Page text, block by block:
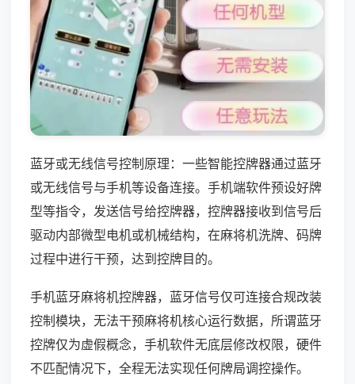
蓝牙或无线信号控制原理：一些智能控牌器通过蓝牙
或无线信号与手机等设备连接。手机端软件预设好牌
型等指令，发送信号给控牌器，控牌器接收到信号后
驱动内部微型电机或机械结构，在麻将机洗牌、码牌
过程中进行干预，达到控牌目的。
手机蓝牙麻将机控牌器，蓝牙信号仅可连接合规改装
控制模块，无法干预麻将机核心运行数据，所谓蓝牙
控牌仅为虚假概念，手机软件无底层修改权限，硬件
不匹配情况下，全程无法实现任何牌局调控操作。